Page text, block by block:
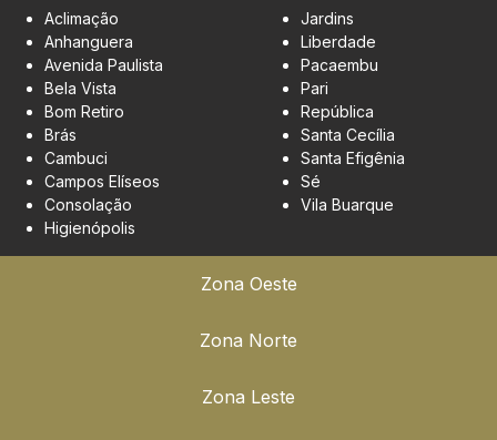
Zona Oeste
Zona Norte
Zona Leste
Aclimação
Anhanguera
Avenida Paulista
Bela Vista
Bom Retiro
Brás
Cambuci
Campos Elíseos
Consolação
Higienópolis
Jardins
Liberdade
Pacaembu
Pari
República
Santa Cecília
Santa Efigênia
Sé
Vila Buarque